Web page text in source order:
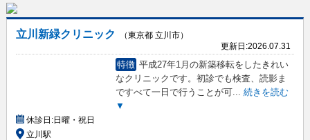
立川新緑クリニック
（東京都 立川市）
更新日:2026.07.31
特徴 平成27年1月の新築移転をしたきれい
なクリニックです。初診でも検査、読影ま
ですべて一日で行うことが可...
続きを読む
▼
休診日:日曜・祝日
立川駅